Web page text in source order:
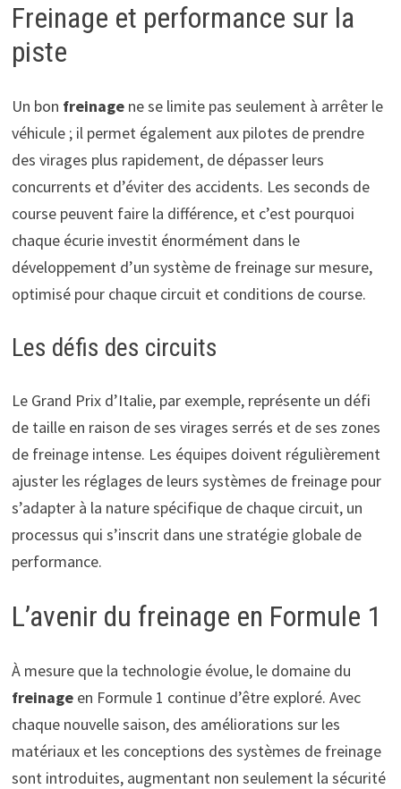
Freinage et performance sur la
piste
Un bon freinagene se limite pas seulement à arrêter le
véhicule ; il permet également aux pilotes de prendre
des virages plus rapidement, de dépasser leurs
concurrents et d’éviter des accidents. Les seconds de
course peuvent faire la différence, et c’est pourquoi
chaque écurie investit énormément dans le
développement d’un système de freinage sur mesure,
optimisé pour chaque circuit et conditions de course.
Les défis des circuits
Le Grand Prix d’Italie, par exemple, représente un défi
de taille en raison de ses virages serrés et de ses zones
de freinage intense. Les équipes doivent régulièrement
ajuster les réglages de leurs systèmes de freinage pour
s’adapter à la nature spécifique de chaque circuit, un
processus qui s’inscrit dans une stratégie globale de
performance.
L’avenir du freinage en Formule 1
À mesure que la technologie évolue, le domaine du
freinageen Formule 1 continue d’être exploré. Avec
chaque nouvelle saison, des améliorations sur les
matériaux et les conceptions des systèmes de freinage
sont introduites, augmentant non seulement la sécurité